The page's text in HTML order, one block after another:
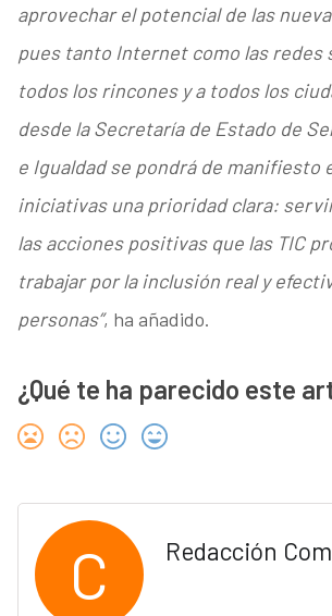
aprovechar el potencial de las
pues tanto Internet como las redes
todos los rincones y a todos los
desde la Secretaría de Estado de
e Igualdad se pondrá de manifiesto
iniciativas una prioridad clara:
las acciones positivas que las TIC
trabajar por la inclusión real y
personas”, ha añadido.
¿Qué te ha parecido este
C Redacción